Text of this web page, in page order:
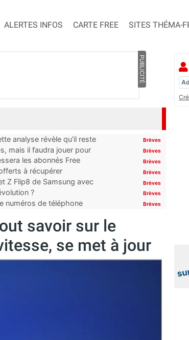
ALERTES INFOS CARTE FREE SITES THÉMA-
PUBLICITÉ
analyse révèle qu’il reste
Brèves
mais il faudra jouer pour
Brèves
les abonnés Free
Brèves
à récupérer Brèves
Z Flip8 de Samsung avec
Brèves
? Brèves
numéros de téléphone
Brèves
savoir sur le
se met à jour